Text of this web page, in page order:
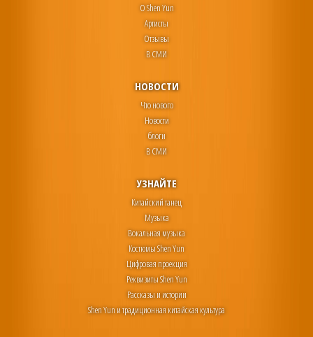
О Shen Yun
Артисты
Отзывы
В СМИ
НОВОСТИ
Что нового
Новости
блоги
В СМИ
УЗНАЙТЕ
Китайский танец
Музыка
Вокальная музыка
Костюмы Shen Yun
Цифровая проекция
Реквизиты Shen Yun
Рассказы и истории
Shen Yun и традиционная китайская культура